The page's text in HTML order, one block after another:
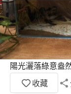
陽光灑落綠意盎
收藏